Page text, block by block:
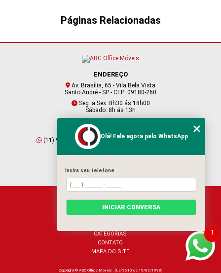
MÓVEIS PARA RECEPÇÃOPáginas Relacionadas
ENDEREÇO
Av. Brasília, 65 - Vila Bela Vista
Santo André - SP - CEP: 09180-260
Seg. a Sex: 8h30 ás 18h00
Sábado: 8h ás 13h
CONTATO
(11) 95409-2229
(11) 4901-6045
vendas@abcofficemoveis.com.br
HOME
SOBRE NÓS
PRODUTOS
CATEGORIAS
CONTATO
MAPA DO SITE
Copyright © ABC Office Móveis . (Lei 9610 de 19/02/1998)
1
Olá! Fale agora pelo WhatsApp
Insira seu telefone
INICIAR CONVERSA